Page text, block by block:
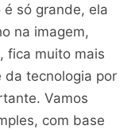
só grande, ela
na imagem,
fica muito mais
da tecnologia por
Vamos
com base